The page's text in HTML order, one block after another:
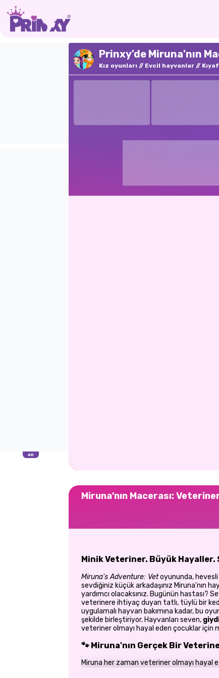
Prinxy'de Miruna'nın
Kız oyunları Evcil hayvanlar
Miruna'nın Macerası:
Minik Veteriner. Büyük Hayaller.
Miruna's Adventure: Vetoyununda,
sevdiğiniz küçük arkadaşınız Miruna'nın
yardımcı olacaksınız. Bugünün hastası?
veterinere ihtiyaç duyan tatlı, tüylü bir
uygulamalı hayvan bakımına kadar, bu
şekilde birleştiriyor. Hayvanları seven,
veteriner olmayı hayal eden çocuklar için
🐾 Miruna'nın Gerçek Bir
Miruna her zaman veteriner olmayı hayal